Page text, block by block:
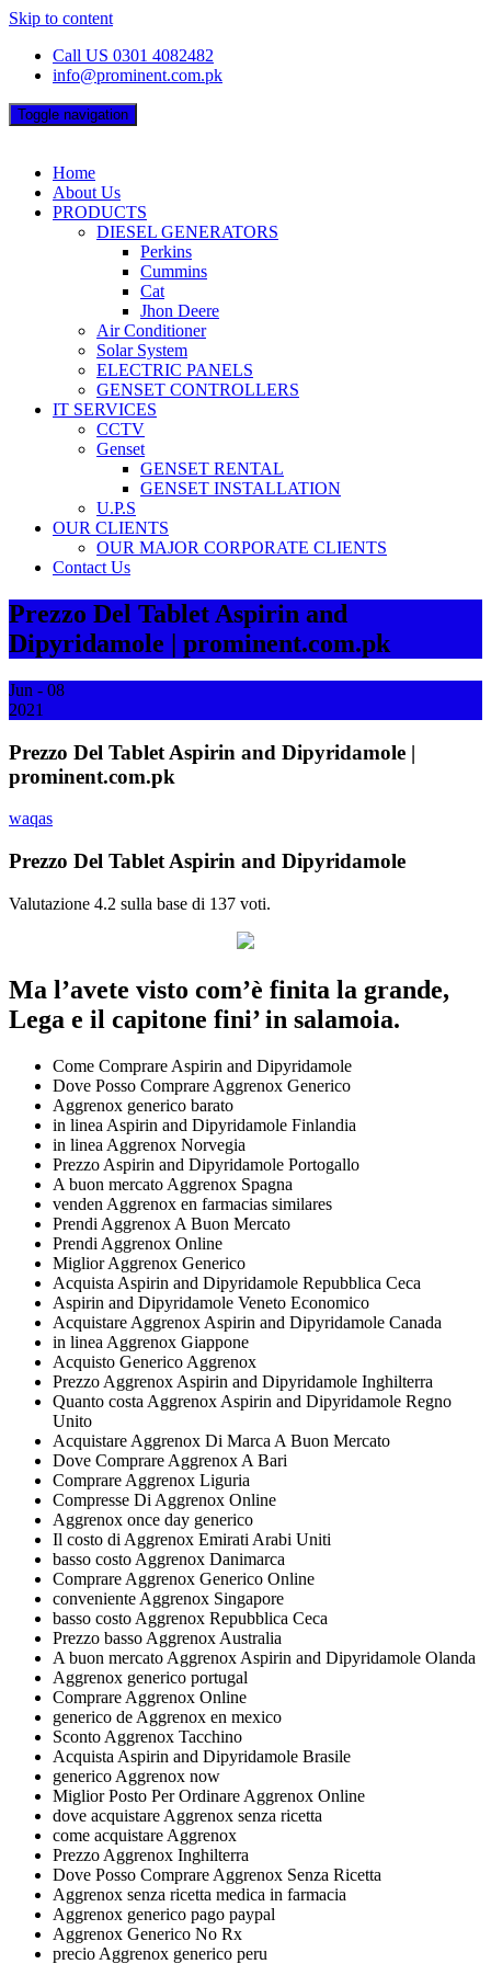
Skip to content
Call US 0301 4082482
info@prominent.com.pk
Toggle navigation
Home
About Us
PRODUCTS
DIESEL GENERATORS
Perkins
Cummins
Cat
Jhon Deere
Air Conditioner
Solar System
ELECTRIC PANELS
GENSET CONTROLLERS
IT SERVICES
CCTV
Genset
GENSET RENTAL
GENSET INSTALLATION
U.P.S
OUR CLIENTS
OUR MAJOR CORPORATE CLIENTS
Contact Us
Prezzo Del Tablet Aspirin and
Dipyridamole | prominent.com.pk
Jun - 08
2021
Prezzo Del Tablet Aspirin and Dipyridamole |
prominent.com.pk
waqas
Prezzo Del Tablet Aspirin and Dipyridamole
Valutazione 4.2 sulla base di 137 voti.
Ma l’avete visto com’è finita la grande,
Lega e il capitone fini’ in salamoia.
Come Comprare Aspirin and Dipyridamole
Dove Posso Comprare Aggrenox Generico
Aggrenox generico barato
in linea Aspirin and Dipyridamole Finlandia
in linea Aggrenox Norvegia
Prezzo Aspirin and Dipyridamole Portogallo
A buon mercato Aggrenox Spagna
venden Aggrenox en farmacias similares
Prendi Aggrenox A Buon Mercato
Prendi Aggrenox Online
Miglior Aggrenox Generico
Acquista Aspirin and Dipyridamole Repubblica Ceca
Aspirin and Dipyridamole Veneto Economico
Acquistare Aggrenox Aspirin and Dipyridamole Canada
in linea Aggrenox Giappone
Acquisto Generico Aggrenox
Prezzo Aggrenox Aspirin and Dipyridamole Inghilterra
Quanto costa Aggrenox Aspirin and Dipyridamole Regno
Unito
Acquistare Aggrenox Di Marca A Buon Mercato
Dove Comprare Aggrenox A Bari
Comprare Aggrenox Liguria
Compresse Di Aggrenox Online
Aggrenox once day generico
Il costo di Aggrenox Emirati Arabi Uniti
basso costo Aggrenox Danimarca
Comprare Aggrenox Generico Online
conveniente Aggrenox Singapore
basso costo Aggrenox Repubblica Ceca
Prezzo basso Aggrenox Australia
A buon mercato Aggrenox Aspirin and Dipyridamole Olanda
Aggrenox generico portugal
Comprare Aggrenox Online
generico de Aggrenox en mexico
Sconto Aggrenox Tacchino
Acquista Aspirin and Dipyridamole Brasile
generico Aggrenox now
Miglior Posto Per Ordinare Aggrenox Online
dove acquistare Aggrenox senza ricetta
come acquistare Aggrenox
Prezzo Aggrenox Inghilterra
Dove Posso Comprare Aggrenox Senza Ricetta
Aggrenox senza ricetta medica in farmacia
Aggrenox generico pago paypal
Aggrenox Generico No Rx
precio Aggrenox generico peru